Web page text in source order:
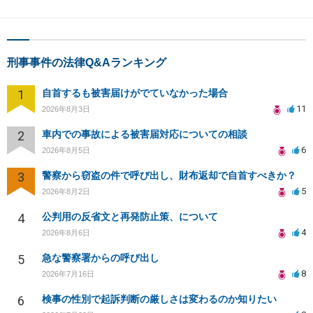
刑事事件の法律Q&Aランキング
1 自首するも被害届けがでていなかった場合
2026年8月3日 11
2 車内での事故による被害届対応についての相談
2026年8月5日 6
3 警察から窃盗の件で呼び出し、財布返却で自首すべきか？
2026年8月2日 5
4 公判用の反省文と再発防止策、について
2026年8月6日 4
5 急な警察署からの呼び出し
2026年7月16日 8
6 検事の性別で起訴判断の厳しさは変わるのか知りたい